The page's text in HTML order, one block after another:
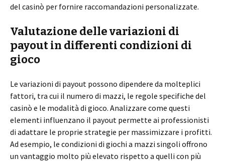
del casinò per fornire raccomandazioni personalizzate.
Valutazione delle variazioni di
payout in differenti condizioni di
gioco
Le variazioni di payout possono dipendere da molteplici
fattori, tra cui il numero di mazzi, le regole specifiche del
casinò e le modalità di gioco. Analizzare come questi
elementi influenzano il payout permette ai professionisti
di adattare le proprie strategie per massimizzare i profitti.
Ad esempio, le condizioni di giochi a mazzi singoli offrono
un vantaggio molto più elevato rispetto a quelli con più